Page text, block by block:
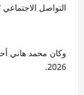
التواصل
وكان محمد هاني
2026.